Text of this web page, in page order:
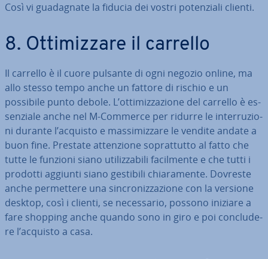
Così vi gua­da­gna­te la fiducia dei vostri po­ten­zia­li clienti.
8. Ot­ti­miz­za­re il carrello
Il carrello è il cuore pulsante di ogni negozio online, ma
allo stesso tempo anche un fattore di rischio e un
possibile punto debole. L’ot­ti­miz­za­zio­ne del carrello è es­
sen­zia­le anche nel M-Commerce per ridurre le in­ter­ru­zio­
ni durante l’acquisto e mas­si­miz­za­re le vendite andate a
buon fine. Prestate at­ten­zio­ne so­prat­tut­to al fatto che
tutte le funzioni siano uti­liz­za­bi­li fa­cil­men­te e che tutti i
prodotti aggiunti siano gestibili chia­ra­men­te. Dovreste
anche per­met­te­re una sin­cro­niz­za­zio­ne con la versione
desktop, così i clienti, se ne­ces­sa­rio, possono iniziare a
fare shopping anche quando sono in giro e poi con­clu­de­
re l’acquisto a casa.